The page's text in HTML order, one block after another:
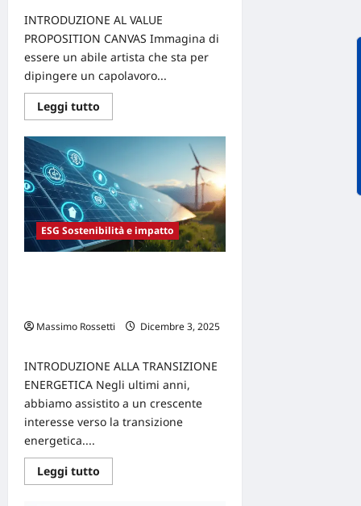
INTRODUZIONE AL VALUE
PROPOSITION CANVAS Immagina di
essere un abile artista che sta per
dipingere un capolavoro...
Leggi tutto
di
su
Proposition
Canvas
come
strumento
essenziale
per
il
tuo
ESG Sostenibilità e impatto
Massimo Rossetti
Dicembre 3, 2025
INTRODUZIONE ALLA TRANSIZIONE
ENERGETICA Negli ultimi anni,
abbiamo assistito a un crescente
interesse verso la transizione
energetica....
Leggi tutto
di